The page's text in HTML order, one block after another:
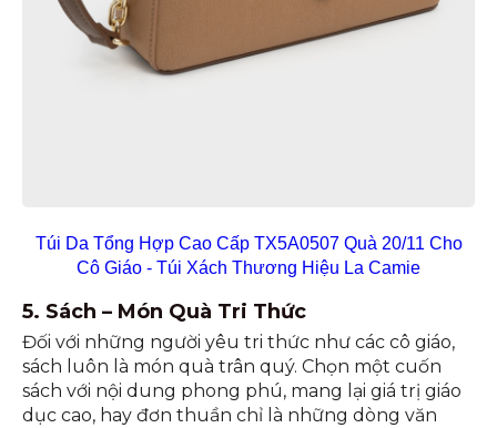
Túi Da Tổng Hợp Cao Cấp TX5A0507 Quà 20/11 Cho
Cô Giáo - Túi Xách Thương Hiệu La Camie
5. Sách – Món Quà Tri Thức
Đối với những người yêu tri thức như các cô giáo,
sách luôn là món quà trân quý. Chọn một cuốn
sách với nội dung phong phú, mang lại giá trị giáo
dục cao, hay đơn thuần chỉ là những dòng văn